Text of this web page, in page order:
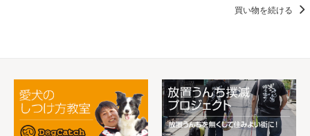
買い物を続ける